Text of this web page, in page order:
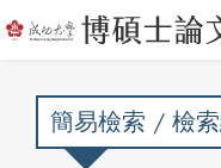
簡易檢索 / 檢